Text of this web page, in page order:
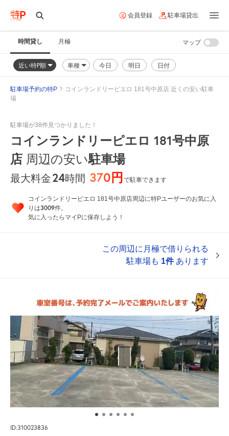
会員登録 駐車場貸出
時間貸し 月極
近い特P順 車種 今日 明日 日付
マップ
駐車場予約の特P
コインランドリーピエロ 181号中原店 近くの安い駐車
場
駐車場が38件見つかりました！
コインランドリーピエロ 181号中原
店 周辺の安い駐車場
最大料金24時間 370円で駐車できます
コインランドリーピエロ 181号中原店周辺に特Pユーザーのお気に入
りは3009件。
気に入ったらマイPに保存しよう！
この周辺に月極で借りられる
駐車場も 1件あります
ID:310023836